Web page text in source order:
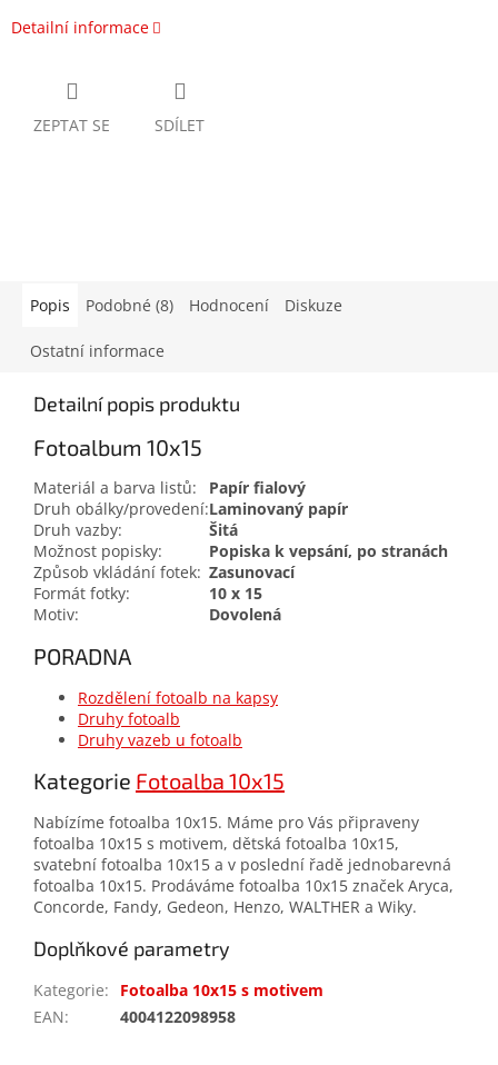
Detailní informace
ZEPTAT SE SDÍLET
Popis Podobné (8) Hodnocení Diskuze
Ostatní informace
Detailní popis produktu
Fotoalbum 10x15
Materiál a barva listů:
Papír fialový
Druh obálky/provedení:Laminovaný papír
Druh vazby:
Šitá
Možnost popisky:
Popiska k vepsání, po stranách
Způsob vkládání fotek: Zasunovací
Formát fotky:
10 x 15
Motiv:
Dovolená
PORADNA
Rozdělení fotoalb na kapsy
Druhy fotoalb
Druhy vazeb u fotoalb
Kategorie Fotoalba 10x15
Nabízíme fotoalba 10x15. Máme pro Vás připraveny
fotoalba 10x15 s motivem, dětská fotoalba 10x15,
svatební fotoalba 10x15 a v poslední řadě jednobarevná
fotoalba 10x15. Prodáváme fotoalba 10x15 značek Aryca,
Concorde, Fandy, Gedeon, Henzo, WALTHER a Wiky.
Doplňkové parametry
Kategorie:
Fotoalba 10x15 s motivem
EAN: 4004122098958